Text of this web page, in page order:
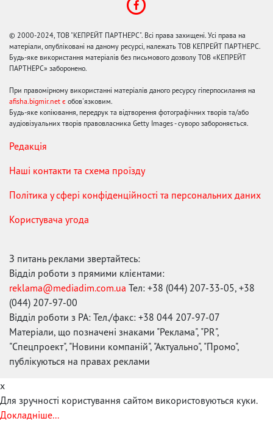
© 2000-2024, ТОВ "КЕПРЕЙТ ПАРТНЕРС". Всі права захищені. Усі права на
матеріали, опубліковані на даному ресурсі, належать ТОВ КЕПРЕЙТ ПАРТНЕРС.
Будь-яке використання матеріалів без письмового дозволу ТОВ «КЕПРЕЙТ
ПАРТНЕРС» заборонено.
При правомірному використанні матеріалів даного ресурсу гіперпосилання на
afisha.bigmir.net є обов'язковим.
Будь-яке копіювання, передрук та відтворення фотографічних творів та/або
аудіовізуальних творів правовласника Getty Images - суворо забороняється.
Редакція
Наші контакти та схема проїзду
Політика у сфері конфіденційності та персональних даних
Користувача угода
З питань реклами звертайтесь:
Відділ роботи з прямими клієнтами:
reklama@mediadim.com.ua Тел: +38 (044) 207-33-05, +38
(044) 207-97-00
Відділ роботи з РА: Тел./факс: +38 044 207-97-07
Матеріали, що позначені знаками "Реклама", "PR",
"Спецпроект", "Новини компаній", "Актуально", "Промо",
публікуються на правах реклами
x
Для зручності користування сайтом використовуються куки.
Докладніше...